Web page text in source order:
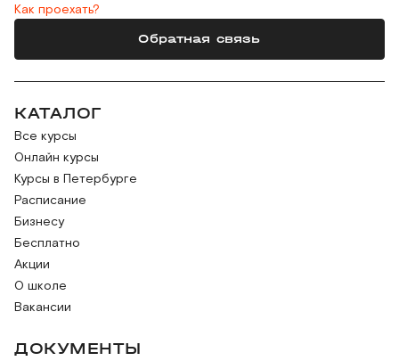
Как проехать?
Обратная связь
КАТАЛОГ
Все курсы
Онлайн курсы
Курсы в Петербурге
Расписание
Бизнесу
Бесплатно
Акции
О школе
Вакансии
ДОКУМЕНТЫ